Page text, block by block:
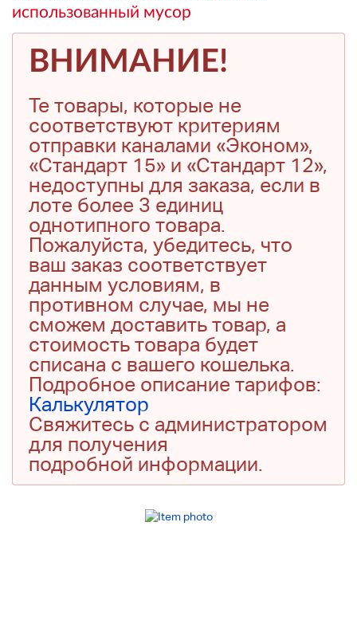
использованный мусор
ВНИМАНИЕ!
Те товары, которые не
соответствуют критериям
отправки каналами «Эконом»,
«Стандарт 15» и «Стандарт 12»,
недоступны для заказа, если в
лоте более 3 единиц
однотипного товара.
Пожалуйста, убедитесь, что
ваш заказ соответствует
данным условиям, в
противном случае, мы не
сможем доставить товар, а
стоимость товара будет
списана с вашего кошелька.
Подробное описание тарифов:
Калькулятор
Свяжитесь с администратором
для получения
подробной информации.